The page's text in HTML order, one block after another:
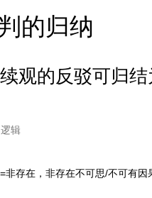
的归纳
观的反驳可归
辑
非存在，非存在不可思/不可有因